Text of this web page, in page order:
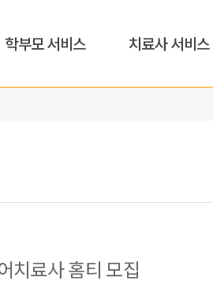
학부모 서비스 치료사 서비스
치료사 홈티 모집